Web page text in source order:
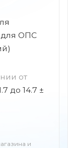
ОПС
от
до 14.7 ±
и